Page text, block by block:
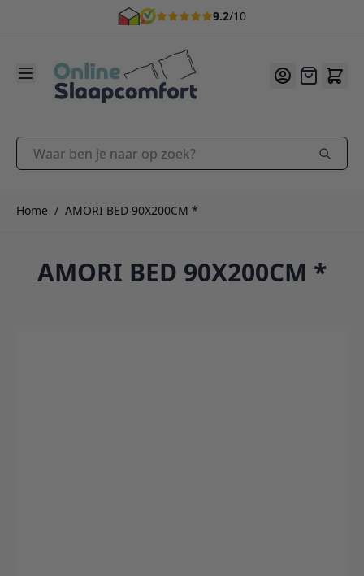
9.2/10
Offerte
Waar ben je naar op zoek?
Home / AMORI BED 90X200CM *
AMORI BED 90X200CM *